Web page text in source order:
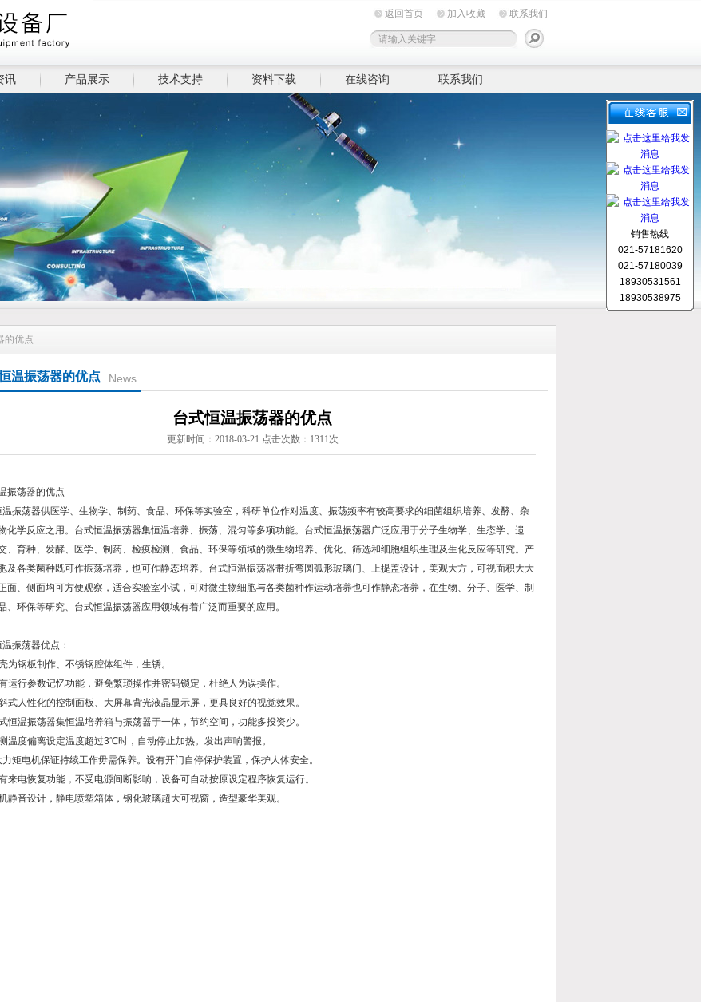
返回首页 加入收藏 联系我们
讯 产品展示 技术支持 资料下载 在线咨询 联系我们
的优点
温振荡器的优点 News
台式恒温振荡器的优点
更新时间：2018-03-21 点击次数：1311次
振荡器的优点
温振荡器供医学、生物学、制药、食品、环保等实验室，科研单位作对温度、振荡频率有较高要求的细菌组织培养、发酵、杂
化学反应之用。台式恒温振荡器集恒温培养、振荡、混匀等多项功能。台式恒温振荡器广泛应用于分子生物学、生态学、遗
、育种、发酵、医学、制药、检疫检测、食品、环保等领域的微生物培养、优化、筛选和细胞组织生理及生化反应等研究。产
及各类菌种既可作振荡培养，也可作静态培养。台式恒温振荡器带折弯圆弧形玻璃门、上提盖设计，美观大方，可视面积大大
面、侧面均可方便观察，适合实验室小试，可对微生物细胞与各类菌种作运动培养也可作静态培养，在生物、分子、医学、制
、环保等研究、台式恒温振荡器应用领域有着广泛而重要的应用。
振荡器优点：
为钢板制作、不锈钢腔体组件，生锈。
运行参数记忆功能，避免繁琐操作并密码锁定，杜绝人为误操作。
式人性化的控制面板、大屏幕背光液晶显示屏，更具良好的视觉效果。
恒温振荡器集恒温培养箱与振荡器于一体，节约空间，功能多投资少。
温度偏离设定温度超过3℃时，自动停止加热。发出声响警报。
矩电机保证持续工作毋需保养。设有开门自停保护装置，保护人体安全。
来电恢复功能，不受电源间断影响，设备可自动按原设定程序恢复运行。
静音设计，静电喷塑箱体，钢化玻璃超大可视窗，造型豪华美观。
销售热线
021-57181620
021-57180039
18930531561
18930538975